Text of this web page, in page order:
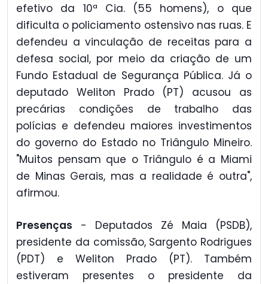
efetivo da 10ª Cia. (55 homens), o que
dificulta o policiamento ostensivo nas ruas. E
defendeu a vinculação de receitas para a
defesa social, por meio da criação de um
Fundo Estadual de Segurança Pública. Já o
deputado Weliton Prado (PT) acusou as
precárias condições de trabalho das
polícias e defendeu maiores investimentos
do governo do Estado no Triângulo Mineiro.
"Muitos pensam que o Triângulo é a Miami
de Minas Gerais, mas a realidade é outra",
afirmou.
Presenças - Deputados Zé Maia (PSDB),
presidente da comissão, Sargento Rodrigues
(PDT) e Weliton Prado (PT). Também
estiveram presentes o presidente da